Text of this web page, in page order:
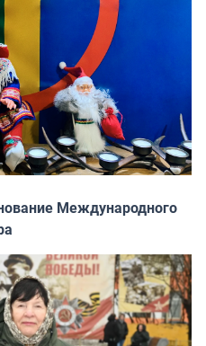
Международного